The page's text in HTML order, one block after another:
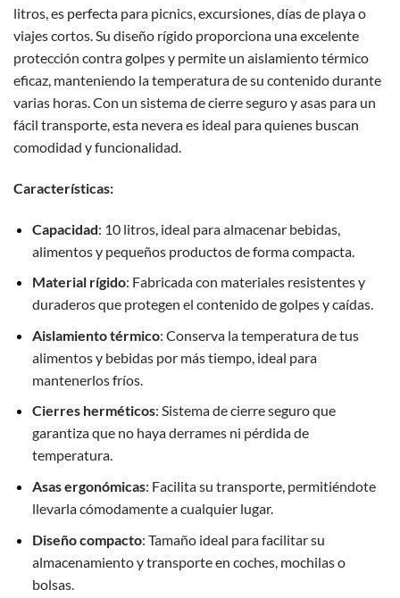
litros, es perfecta para picnics, excursiones, días de playa o
viajes cortos. Su diseño rígido proporciona una excelente
protección contra golpes y permite un aislamiento térmico
eficaz, manteniendo la temperatura de su contenido durante
varias horas. Con un sistema de cierre seguro y asas para un
fácil transporte, esta nevera es ideal para quienes buscan
comodidad y funcionalidad.
Características:
Capacidad: 10 litros, ideal para almacenar bebidas,
alimentos y pequeños productos de forma compacta.
Material rígido: Fabricada con materiales resistentes y
duraderos que protegen el contenido de golpes y caídas.
Aislamiento térmico: Conserva la temperatura de tus
alimentos y bebidas por más tiempo, ideal para
mantenerlos fríos.
Cierres herméticos: Sistema de cierre seguro que
garantiza que no haya derrames ni pérdida de
temperatura.
Asas ergonómicas: Facilita su transporte, permitiéndote
llevarla cómodamente a cualquier lugar.
Diseño compacto: Tamaño ideal para facilitar su
almacenamiento y transporte en coches, mochilas o
bolsas.